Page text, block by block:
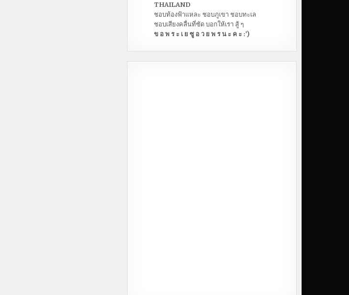
THAILAND
ชอบท้องฟ้าแหละ ชอบภูเขา ชอบทะเล
ชอบเสียงคลื่นที่ซัด บอกให้เรา สู้ ๆ
ข อ พ ร ะ เ ย ซู อ ว ย พ ร น ะ ค ะ :')